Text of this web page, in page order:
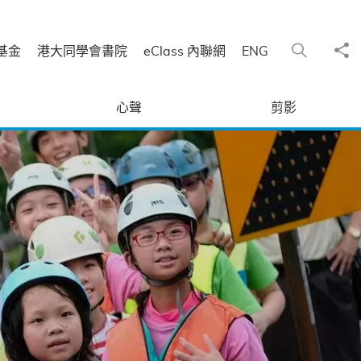
金 港大同學會書院 eClass 內聯網 ENG 搜尋 分
心聲 剪影